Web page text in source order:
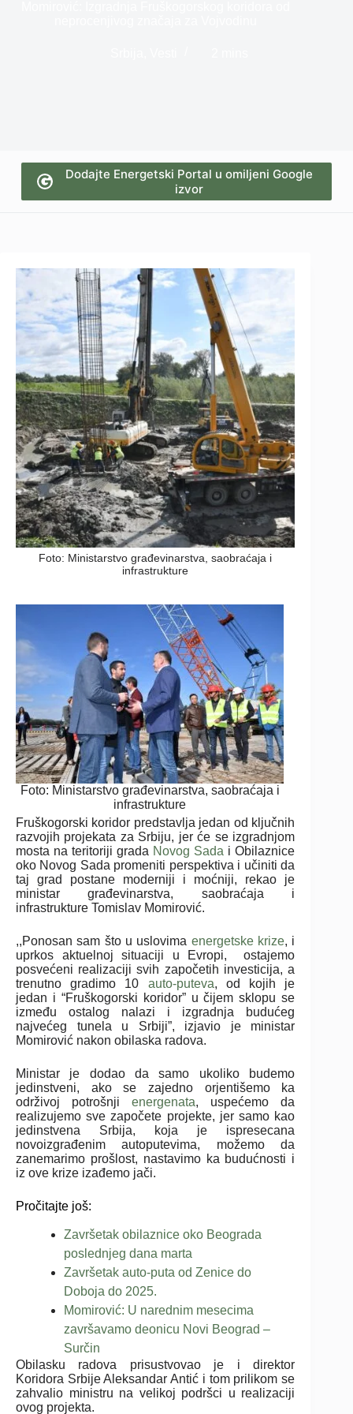
Dodajte Energetski Portal u omiljeni Google
izvor
Foto: Ministarstvo građevinarstva, saobraćaja i
infrastrukture
Foto: Ministarstvo građevinarstva, saobraćaja i
infrastrukture
Fruškogorski koridor predstavlja jedan od ključnih
razvojih projekata za Srbiju, jer će se izgradnjom
mosta na teritoriji grada Novog Sada i Obilaznice
oko Novog Sada promeniti perspektiva i učiniti da
taj grad postane moderniji i moćniji, rekao je
ministar građevinarstva, saobraćaja i
infrastrukture Tomislav Momirović.
,,Ponosan sam što u uslovima energetske krize, i
uprkos aktuelnoj situaciji u Evropi, ostajemo
posvećeni realizaciji svih započetih investicija, a
trenutno gradimo 10 auto-puteva, od kojih je
jedan i “Fruškogorski koridor” u čijem sklopu se
između ostalog nalazi i izgradnja budućeg
najvećeg tunela u Srbiji”, izjavio je ministar
Momirović nakon obilaska radova.
Ministar je dodao da samo ukoliko budemo
jedinstveni, ako se zajedno orjentišemo ka
održivoj potrošnjienergenata, uspećemo da
realizujemo sve započete projekte, jer samo kao
jedinstvena Srbija, koja je ispresecana
novoizgrađenim autoputevima, možemo da
zanemarimo prošlost, nastavimo ka budućnosti i
iz ove krize izađemo jači.
Pročitajte još:
Završetak obilaznice oko Beograda
poslednjeg dana marta
Završetak auto-puta od Zenice do
Doboja do 2025.
Momirović: U narednim mesecima
završavamo deonicu Novi Beograd –
Surčin
Obilasku radova prisustvovao je i direktor
Koridora Srbije Aleksandar Antić i tom prilikom se
zahvalio ministru na velikoj podršci u realizaciji
ovog projekta.